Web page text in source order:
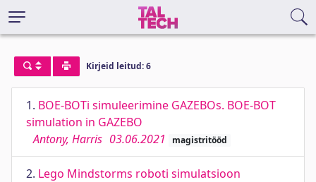
Kirjeid leitud: 6
1. BOE-BOTi simuleerimine GAZEBOs. BOE-BOT
simulation in GAZEBO
Antony, Harris 03.06.2021 magistritööd
2. Lego Mindstorms roboti simulatsioon